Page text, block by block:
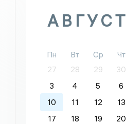
АВГУСТ
Пн Вт Ср Чт
27
28 29 30
3
4 5 6
10
11 12 13
17
18 19 20